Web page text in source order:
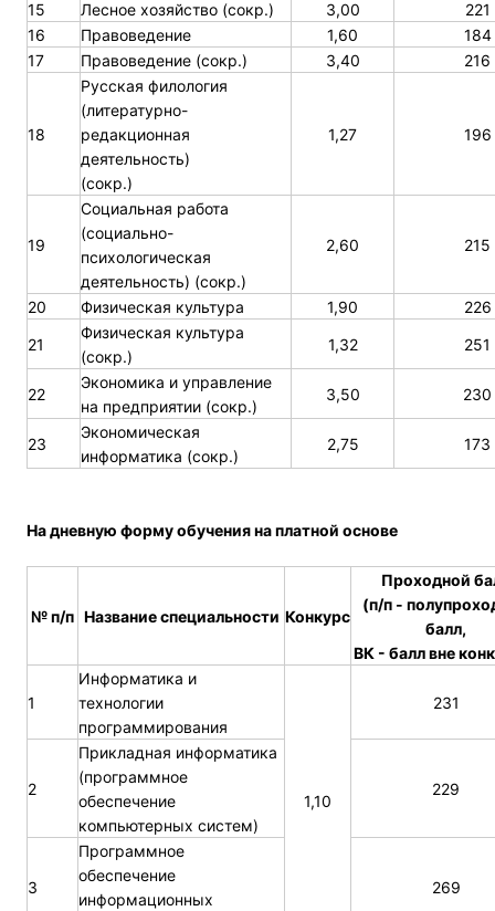
15 Лесное хозяйство (сокр.) 3,00
221
16
Правоведение 1,60
184
17
Правоведение (сокр.) 3,40 216
18
Русская филология
(литературно-
редакционная
деятельность)
(сокр.)
1,27 196
19
Социальная работа
(социально-
психологическая
деятельность) (сокр.)
2,60 215
20 Физическая культура 1,90
226
21
Физическая культура
(сокр.)
1,32 251
22
Экономика и управление
на предприятии (сокр.)
3,50 230
23
Экономическая
информатика (сокр.)
2,75 173
На дневную форму обучения на платной основе
№ п/п Название специальности Конкурс
Проходной
(п/п -
балл,
ВК - балл вне
1
Информатика и
технологии
программирования
1,10
231
2
Прикладная информатика
(программное
обеспечение
компьютерных систем)
229
3
Программное
обеспечение
информационных
269